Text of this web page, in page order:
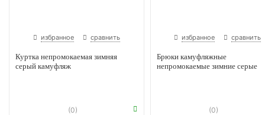
избранное сравнить
Куртка непромокаемая зимняя
серый камуфляж
(0)
избранное сравнить
Брюки камуфляжные
непромокаемые зимние серые
(0)